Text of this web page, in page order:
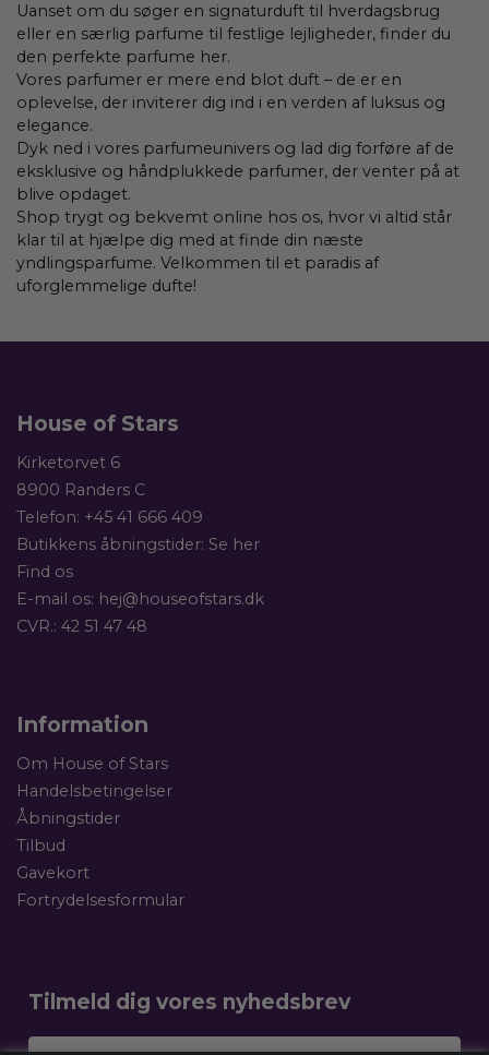
Uanset om du søger en signaturduft til hverdagsbrug
eller en særlig parfume til festlige lejligheder, finder du
den perfekte parfume her.
Vores parfumer er mere end blot duft – de er en
oplevelse, der inviterer dig ind i en verden af ​​luksus og
elegance.
Dyk ned i vores parfumeunivers og lad dig forføre af de
eksklusive og håndplukkede parfumer, der venter på at
blive opdaget.
Shop trygt og bekvemt online hos os, hvor vi altid står
klar til at hjælpe dig med at finde din næste
yndlingsparfume. Velkommen til et paradis af
uforglemmelige dufte!
House of Stars
Kirketorvet 6
8900 Randers C
Telefon: +45 41 666 409
Butikkens åbningstider: Se her
Find os
E-mail os: hej@houseofstars.dk
CVR.: 42 51 47 48
Information
Om House of Stars
Handelsbetingelser
Åbningstider
Tilbud
Gavekort
Fortrydelsesformular
Tilmeld dig vores nyhedsbrev
Dit navn